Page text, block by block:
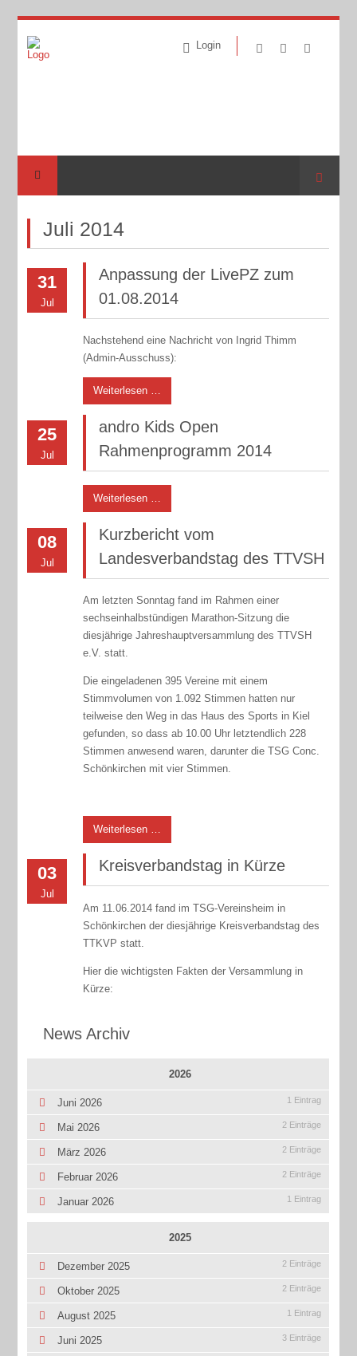
Login
Suche
Juli 2014
31
Jul
Anpassung der LivePZ zum
01.08.2014
Nachstehend eine Nachricht von Ingrid Thimm
(Admin-Ausschuss):
Weiterlesen …
25
Jul
andro Kids Open
Rahmenprogramm 2014
Weiterlesen …
08
Jul
Kurzbericht vom
Landesverbandstag des TTVSH
Am letzten Sonntag fand im Rahmen einer
sechseinhalbstündigen Marathon-Sitzung die
diesjährige Jahreshauptversammlung des TTVSH
e.V. statt.
Die eingeladenen 395 Vereine mit einem
Stimmvolumen von 1.092 Stimmen hatten nur
teilweise den Weg in das Haus des Sports in Kiel
gefunden, so dass ab 10.00 Uhr letztendlich 228
Stimmen anwesend waren, darunter die TSG Conc.
Schönkirchen mit vier Stimmen.
Weiterlesen …
03
Jul
Kreisverbandstag in Kürze
Am 11.06.2014 fand im TSG-Vereinsheim in
Schönkirchen der diesjährige Kreisverbandstag des
TTKVP statt.
Hier die wichtigsten Fakten der Versammlung in
Kürze:
News Archiv
2026
Juni 2026 1 Eintrag
Mai 2026 2 Einträge
März 2026 2 Einträge
Februar 2026 2 Einträge
Januar 2026 1 Eintrag
2025
Dezember 2025 2 Einträge
Oktober 2025 2 Einträge
August 2025 1 Eintrag
Juni 2025 3 Einträge